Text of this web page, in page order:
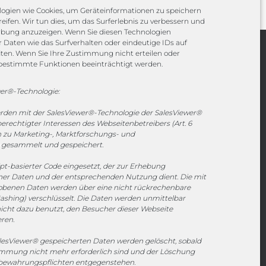
wie Cookies, um Geräteinformationen zu speichern
Wir tun dies, um das Surferlebnis zu verbessern und
anzuzeigen. Wenn Sie diesen Technologien
wie das Surfverhalten oder eindeutige IDs auf
Wenn Sie Ihre Zustimmung nicht erteilen oder
Funktionen beeinträchtigt werden.
Technologie:
mit der SalesViewer®-Technologie der SalesViewer®
Interessen des Webseitenbetreibers (Art. 6
zu Marketing-, Marktforschungs- und
und gespeichert.
basierter Code eingesetzt, der zur Erhebung
Daten und der entsprechenden Nutzung dient. Die mit
Daten werden über eine nicht rückrechenbare
verschlüsselt. Die Daten werden unmittelbar
dazu benutzt, den Besucher dieser Webseite
gespeicherten Daten werden gelöscht, sobald
nicht mehr erforderlich sind und der Löschung
entgegenstehen.
Channels
+49 2173 265 06 0
Mo. - Do. 08:00 - 17:00 Uhr
Sponsoring